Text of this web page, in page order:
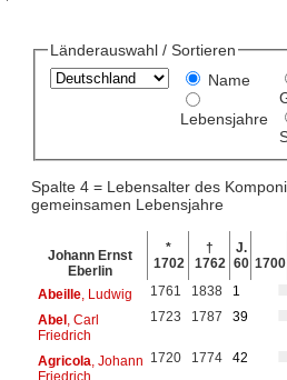
Länderauswahl / Sortieren
Name
Lebensjahre
Spalte 4 = Lebensalter des
gemeinsamen Lebensjahre
Johann Ernst
Eberlin
*
1702
†
1762
J.
60 1700
Abeille, Ludwig 1761 1838
1
Abel, Carl
Friedrich
1723 1787 39
Agricola , Johann
Friedrich
1720 1774 42